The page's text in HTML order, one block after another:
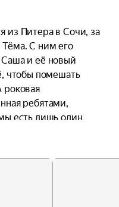
из Питера в Сочи, за
С ним его
и её новый
чтобы помешать
роковая
ребятами,
есть лишь один
измениться и